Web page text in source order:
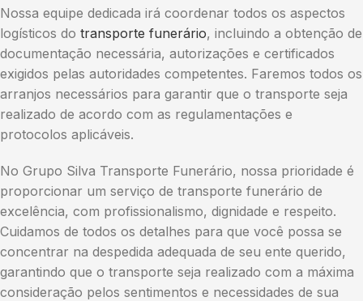
Nossa equipe dedicada irá coordenar todos os aspectos
logísticos do transporte funerário, incluindo a obtenção de
documentação necessária, autorizações e certificados
exigidos pelas autoridades competentes. Faremos todos os
arranjos necessários para garantir que o transporte seja
realizado de acordo com as regulamentações e
protocolos aplicáveis.
No Grupo Silva Transporte Funerário, nossa prioridade é
proporcionar um serviço de transporte funerário de
excelência, com profissionalismo, dignidade e respeito.
Cuidamos de todos os detalhes para que você possa se
concentrar na despedida adequada de seu ente querido,
garantindo que o transporte seja realizado com a máxima
consideração pelos sentimentos e necessidades de sua